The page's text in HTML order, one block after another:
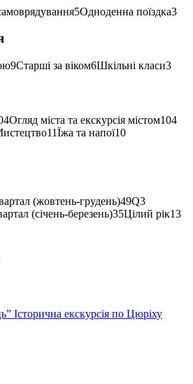
5Одноденна поїздка3
9Старші за віком6Шкільні класи3
Огляд міста та екскурсія містом104
11Їжа та напої10
(жовтень-грудень)49Q3
(січень-березень)35Цілий рік13
Історична екскурсія по Цюріху